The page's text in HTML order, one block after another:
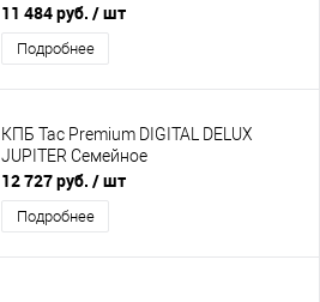
11 484 руб. / шт
Подробнее
КПБ Tac Premium DIGITAL DELUX
JUPITER Семейное
12 727 руб. / шт
Подробнее